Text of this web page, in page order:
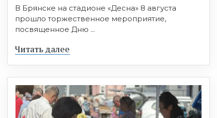
В Брянске на стадионе «Десна» 8 августа
прошло торжественное мероприятие,
посвященное Дню ...
Читать далее